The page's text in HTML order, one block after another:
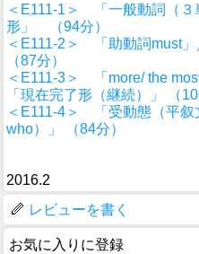
＜E111-1＞ 「一般動詞（３
形」 （94分）
＜E111-2＞ 「助動詞must」
（87分）
＜E111-3＞ 「more/ the
「現在完了形（継続）」 （
＜E111-4＞ 「受動態（平叙
who）」 （84分）
2016.2
レビューを書く
お気に入りに登録